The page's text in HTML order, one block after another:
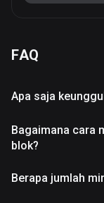
FAQ
Apa saja
Bagaimana cara
blok?
Berapa jumlah